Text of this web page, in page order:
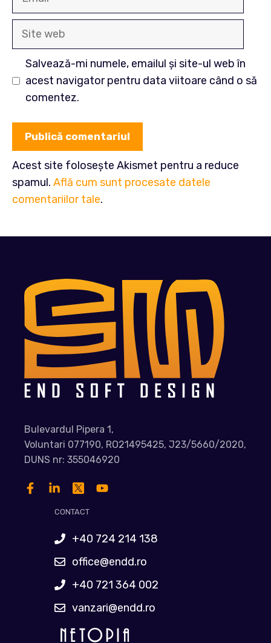
Site
Salvează-mi numele, emailul și site-ul web în
acest navigator pentru data viitoare când o să
comentez.
Acest site folosește Akismet pentru a reduce
spamul. Află cum sunt procesate datele
comentariilor tale.
Bulevardul Pipera 1,
Voluntari 077190, RO21495425, J23/5660/2020,
DUNS nr: 355046920
CONTACT
+40 724 214 138
office@endd.ro
+40 721 364 002
vanzari@endd.ro